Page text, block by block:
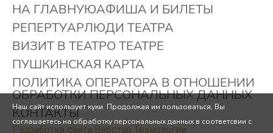
НА ГЛАВНУЮАФИША И БИЛЕТЫ
РЕПЕРТУАРЛЮДИ ТЕАТРА
ВИЗИТ В ТЕАТРО ТЕАТРЕ
ПУШКИНСКАЯ КАРТА
ПОЛИТИКА ОПЕРАТОРА В ОТНОШЕНИИ
ОБРАБОТКИ ПЕРСОНАЛЬНЫХ ДАННЫХ
КОНТАКТЫ
Разработка сайта Вебстар Технологии
Наш сайт использует куки. Продолжая им пользоваться, Вы
соглашаетесь на обработку персональных данных в соответсвии с